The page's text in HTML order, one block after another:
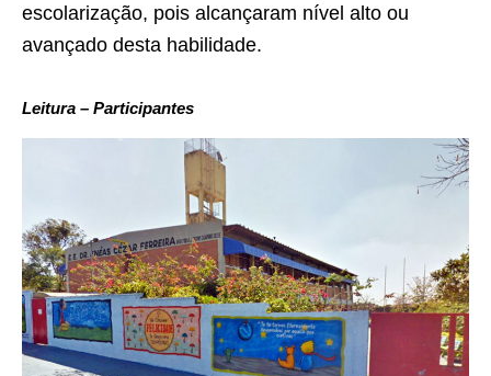
escolarização, pois alcançaram nível alto ou
avançado desta habilidade.
Leitura – Participantes